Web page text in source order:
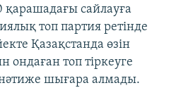
қарашадағы сайлауға
топ партия ретінде
Қазақстанда өзін
ондаған топ тіркеуге
шығара алмады.